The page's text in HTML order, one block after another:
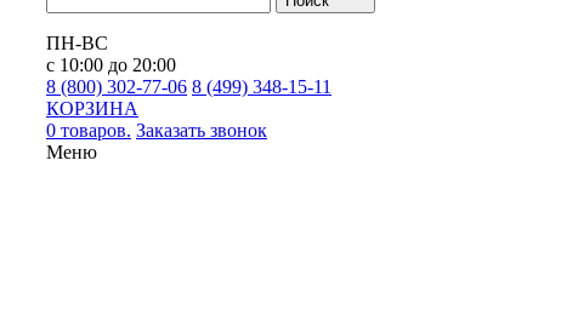
ПН-ВС
с 10:00 до 20:00
8 (800) 302-77-06 8 (499) 348-15-11
КОРЗИНА
0 товаров. Заказать звонок
Меню